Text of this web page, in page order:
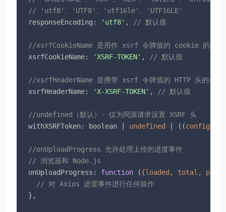
// 'utf8'、'UTF8'、'utf16le'、'UTF16LE'
responseEncoding : 'utf8' , // 默认值
//xsrfCookieName 是用作 xsrf 令牌值的 cookie 的名称
xsrfCookieName: 'XSRF-TOKEN' , // 默认值
//xsrfHeaderName 是携带 xsrf 令牌值的 HTTP 头的名称
xsrfHeaderName: 'X-XSRF-TOKEN' , // 默认值
//undefined（默认）- 仅为同源请求设置 XSRF 头
withXSRFToken: boolean | undefined | ( (config:
//onUploadProgress 允许处理上传的进度事件
// 浏览器和 Node.js
onUploadProgress : function ({loaded, total,
// 对 Axios 进度事件进行任何操作
  },